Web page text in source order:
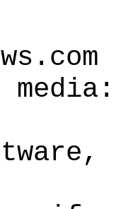
media: